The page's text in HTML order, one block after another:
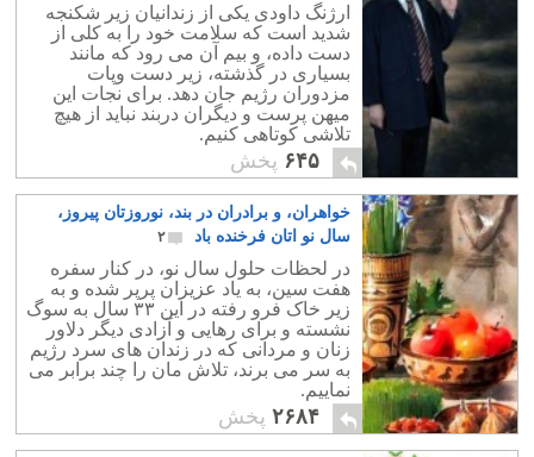
ارژنگ داودی یکی از زندانیان زیر شکنجه
شدید است که سلامت خود را به کلی از
دست داده، و بیم آن می رود که مانند
بسیاری در گذشته، زیر دست وپات
مزدوران رژیم جان دهد. برای نجات این
میهن پرست و دیگران دربند نباید از هیچ
تلاشی کوتاهی کنیم.
۶۴۵ پخش
خواهران، و برادران در بند، نوروزتان پیروز،
سال نو اتان فرخنده باد
۲
در لحظات حلول سال نو، در کنار سفره
هفت سین، به یاد عزیزان پرپر شده و به
زیر خاک فرو رفته در این ۳۳ سال به سوگ
نشسته و برای رهایی و آزادی دیگر دلاور
زنان و مردانی که در زندان های سرد رژیم
به سر می برند، تلاش مان را چند برابر می
نماییم.
۲۶۸۴ پخش